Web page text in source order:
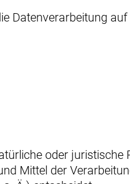
Datenverarbeitung
oder juristische
Mittel der